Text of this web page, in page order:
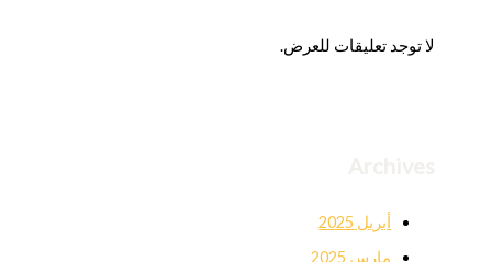
لا توجد تعليقات للعرض.
أبريل 2025
مارس 2025